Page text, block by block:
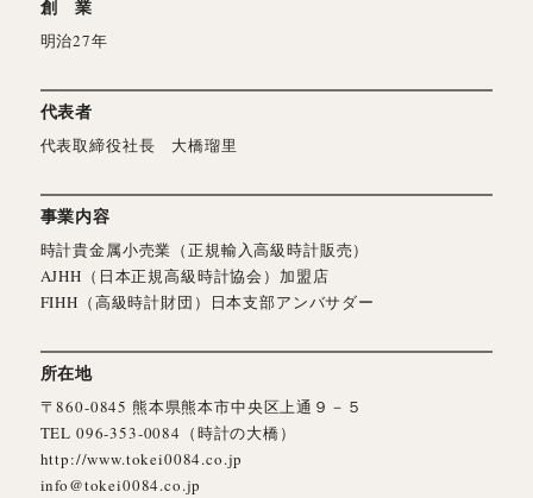
創 業
明治27年
代表者
代表取締役社長 大橋瑠里
事業内容
時計貴金属小売業（正規輸入高級時計販売）
AJHH（日本正規高級時計協会）加盟店
FIHH（高級時計財団）日本支部アンバサダー
所在地
〒860-0845 熊本県熊本市中央区上通９－５
TEL 096-353-0084 （時計の大橋）
http://www.tokei0084.co.jp
info@tokei0084.co.jp